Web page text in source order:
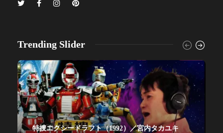
Trending Slider
特捜エクシードラフト（1992）／宮内タカユキ